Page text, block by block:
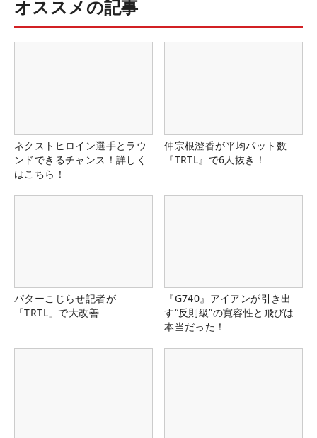
オススメの記事
ネクストヒロイン選手とラウ
ンドできるチャンス！詳しく
はこちら！
仲宗根澄香が平均パット数
『TRTL』で6人抜き！
パターこじらせ記者が
「TRTL」で大改善
『G740』アイアンが引き出
す“反則級”の寛容性と飛びは
本当だった！